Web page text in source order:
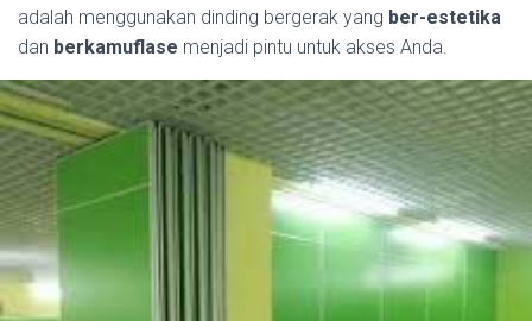
adalah menggunakan dinding bergerak yang ber-estetika
dan berkamuflase menjadi pintu untuk akses Anda.